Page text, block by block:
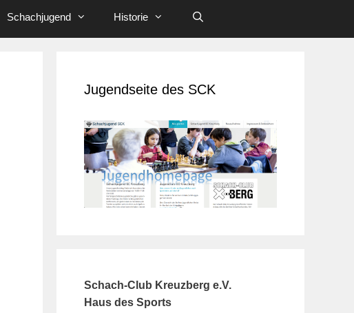
Schachjugend Historie
Jugendseite des SCK
Schach-Club Kreuzberg e.V.
Haus des Sports